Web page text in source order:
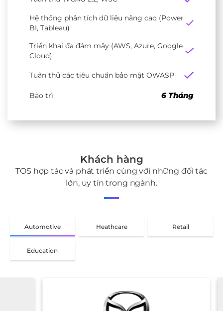
Hệ thống phân tích dữ liệu nâng cao (Power
BI, Tableau)
Triển khai đa đám mây (AWS, Azure, Google
Cloud)
Tuân thủ các tiêu chuẩn bảo mật OWASP
Bảo trì 6 Tháng
Khách hàng
TOS hợp tác và phát triển cùng với những đối tác
lớn, uy tín trong ngành.
Automotive Heathcare Retail
Education